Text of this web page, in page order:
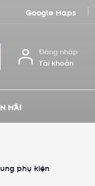
Google Maps
Đăng nhập
Tài khoản
MÃI
phụ kiện